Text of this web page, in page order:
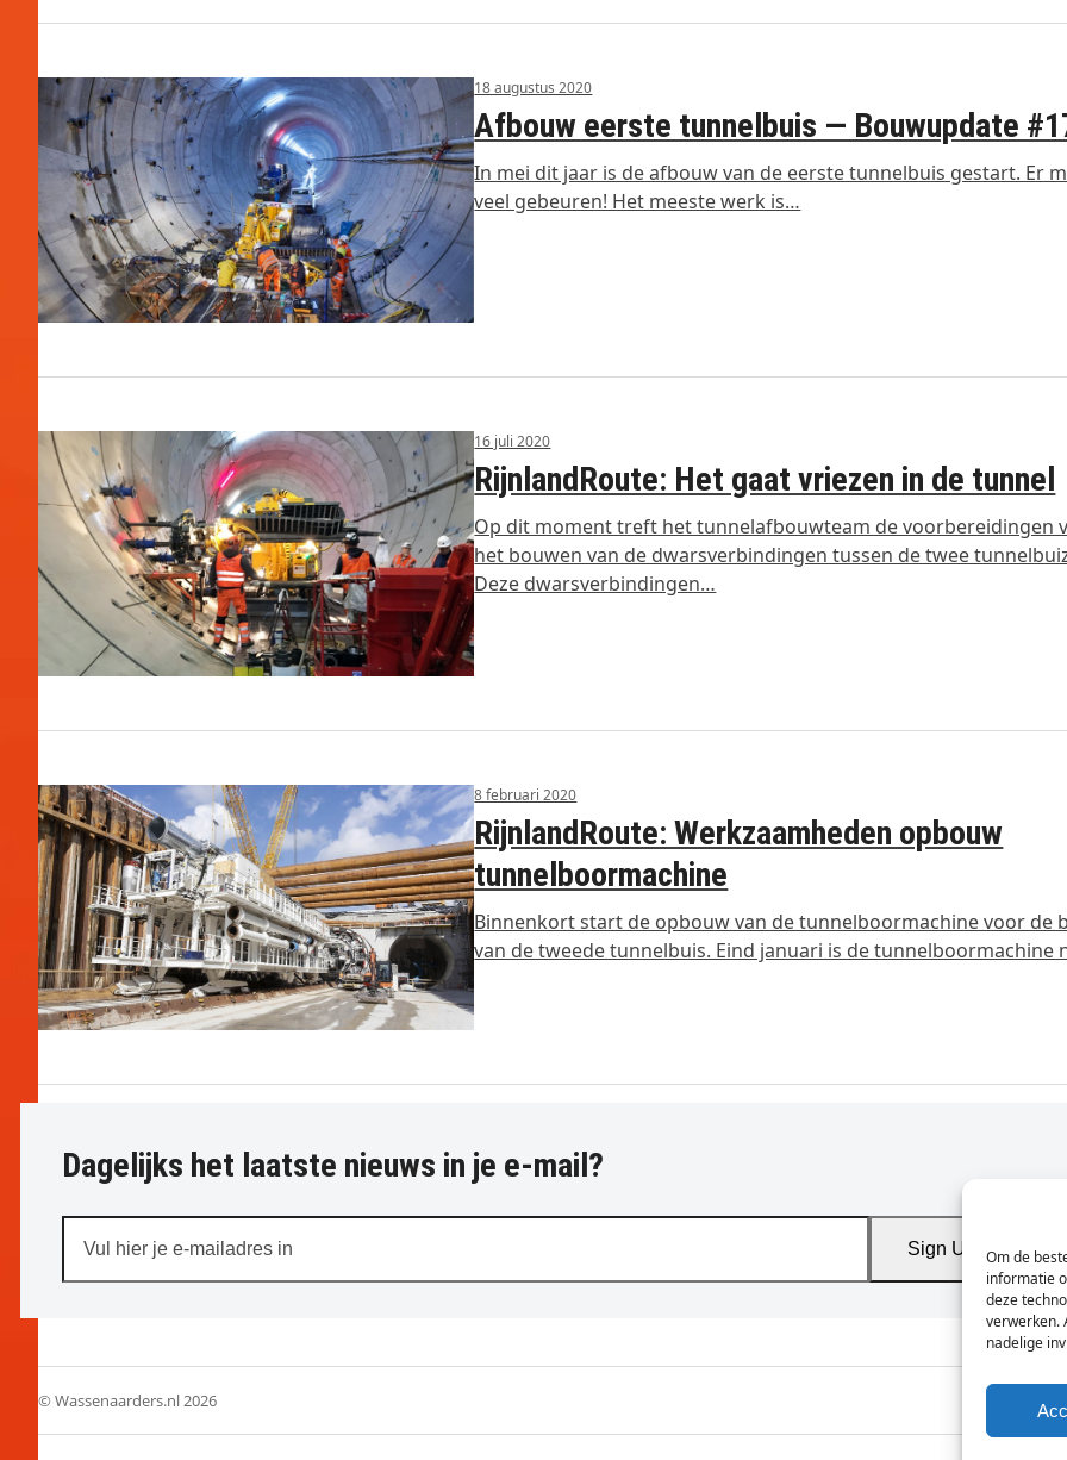
Om de
informatie
deze
verwerken.
nadelige
18 augustus 2020
Afbouw eerste tunnelbuis — Bouwupdate
In mei dit jaar is de afbouw van de eerste tunnelbuis gestart. Er
veel gebeuren! Het meeste werk is…
16 juli 2020
RijnlandRoute: Het gaat vriezen in de tunnel
Op dit moment treft het tunnelafbouwteam de voorbereidingen
het bouwen van de dwarsverbindingen tussen de twee
Deze dwarsverbindingen…
8 februari 2020
RijnlandRoute: Werkzaamheden opbouw
tunnelboormachine
Binnenkort start de opbouw van de tunnelboormachine voor de
van de tweede tunnelbuis. Eind januari is de tunnelboormachine
Dagelijks het laatste nieuws in je e-mail?
hier
je
in
Sign Up
© Wassenaarders.nl 2026